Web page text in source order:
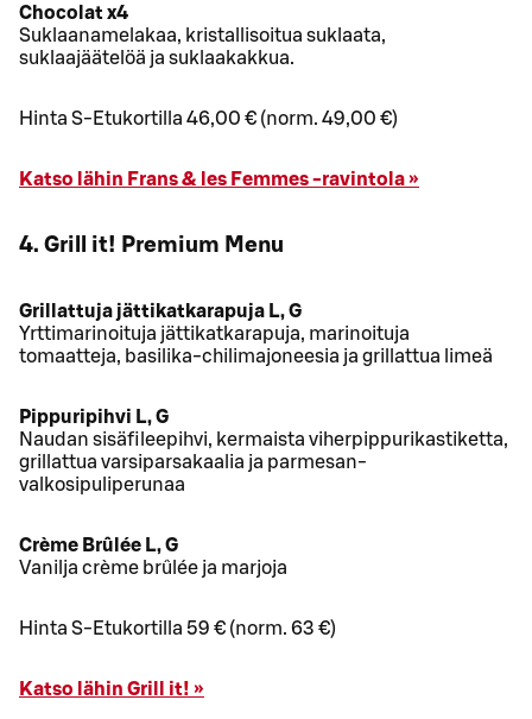
Chocolat x4
Suklaanamelakaa, kristallisoitua suklaata,
suklaajäätelöä ja suklaakakkua.
Hinta S-Etukortilla 46,00 € (norm. 49,00 €)
Katso lähin Frans & les Femmes -ravintola »
4. Grill it! Premium Menu
Grillattuja jättikatkarapuja L, G
Yrttimarinoituja jättikatkarapuja, marinoituja
tomaatteja, basilika-chilimajoneesia ja grillattua limeä
Pippuripihvi L, G
Naudan sisäfileepihvi, kermaista viherpippurikastiketta,
grillattua varsiparsakaalia ja parmesan-
valkosipuliperunaa
Crème Brûlée L, G
Vanilja crème brûlée ja marjoja
Hinta S-Etukortilla 59 € (norm. 63 €)
Katso lähin Grill it! »